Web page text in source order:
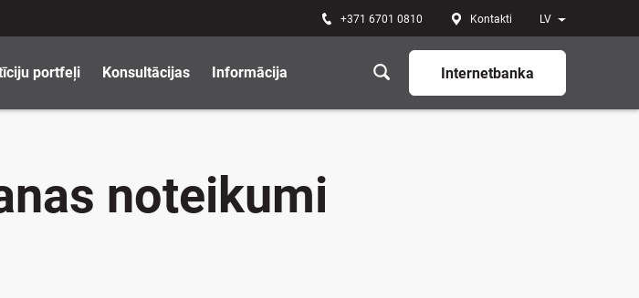
LV
+371 6701 0810 Kontakti
Internetbanka
portfeļi Konsultācijas Informācija
noteikumi